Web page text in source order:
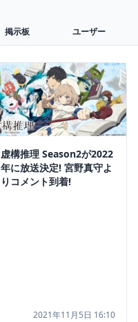
掲示板 ユーザー
虚構推理 Season2が2022
年に放送決定! 宮野真守よ
りコメント到着!
2021年11月5日 16:10